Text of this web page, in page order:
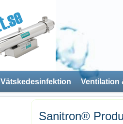
Vätskedesinfektion Ventilation
Sanitron®